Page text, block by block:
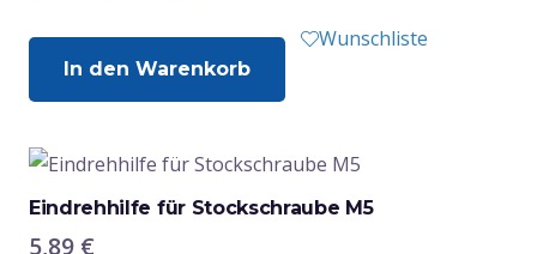
In den Warenkorb
Wunschliste
Eindrehhilfe für Stockschraube M5
5,89 €